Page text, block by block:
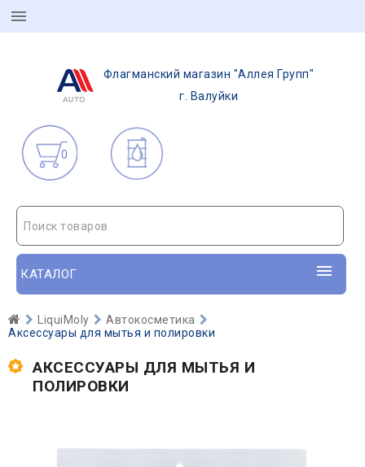
Флагманский магазин "Аллея Групп"
г. Валуйки
0
Поиск товаров
КАТАЛОГ
LiquiMoly
Автокосметика
Аксессуары для мытья и полировки
АКСЕССУАРЫ ДЛЯ МЫТЬЯ И
ПОЛИРОВКИ